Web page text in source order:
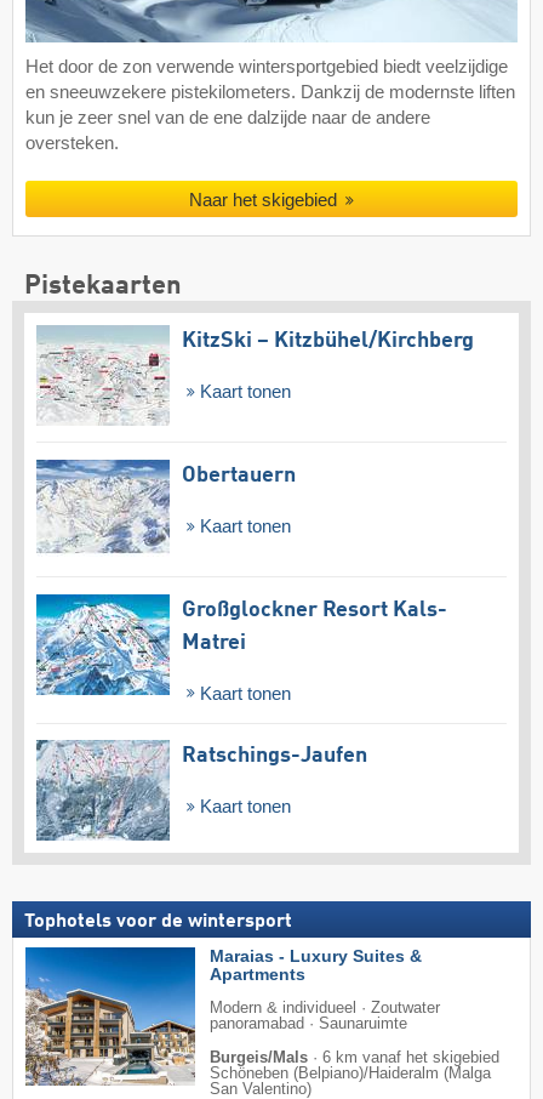
Het door de zon verwende wintersportgebied biedt veelzijdige
en sneeuwzekere pistekilometers. Dankzij de modernste liften
kun je zeer snel van de ene dalzijde naar de andere
oversteken.
Naar het skigebied
Pistekaarten
KitzSki – Kitzbühel/​Kirchberg
Kaart tonen
Obertauern
Kaart tonen
Großglockner Resort Kals-
Matrei
Kaart tonen
Ratschings-Jaufen
Kaart tonen
Tophotels voor de wintersport
Maraias - Luxury Suites &
Apartments
Modern & individueel · Zoutwater
panoramabad · Saunaruimte
Burgeis/Mals · 6 km vanaf het skigebied
Schöneben (Belpiano)/​Haideralm (Malga
San Valentino)